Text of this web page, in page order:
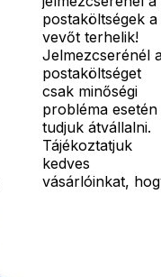
postaköltségek a
vevőt terhelik!
Jelmezcserénél
postaköltséget
csak minőségi
probléma esetén
tudjuk átvállalni.
Tájékoztatjuk
kedves
vásárlóinkat,